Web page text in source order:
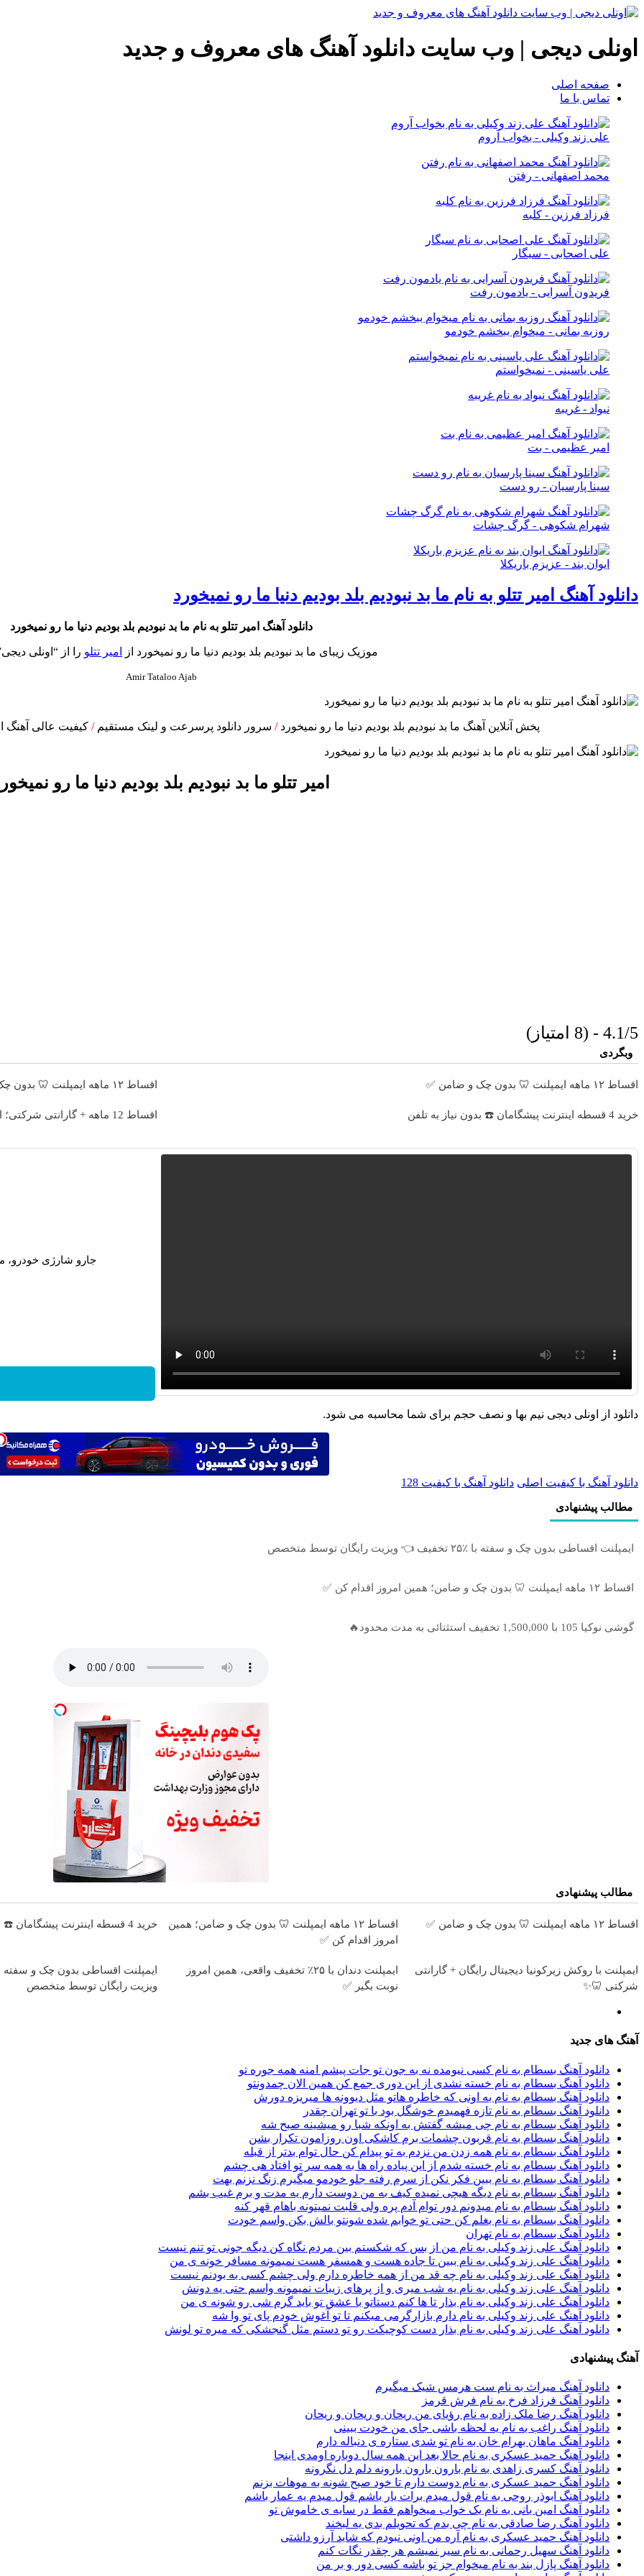
اونلی دیجی | وب سایت دانلود آهنگ های معروف و جدید
صفحه اصلی
تماس با ما
علی زند وکیلی - بخواب آروم
محمد اصفهانی - رفتن
فرزاد فرزین - کلبه
علی اصحابی - سیگار
فریدون آسرایی - یادمون رفت
روزبه بمانی - میخوام ببخشم خودمو
علی یاسینی - نمیخواستم
نیواد - غریبه
امیر عظیمی - بت
سینا پارسیان - رو دست
شهرام شکوهی - گرگ چشات
ایوان بند - عزیزم باریکلا
دانلود آهنگ امیر تتلو به نام ما بد نبودیم بلد بودیم دنیا ما رو نمیخورد
دانلود آهنگ امیر تتلو به نام ما بد نبودیم بلد بودیم دنیا ما رو نمیخورد
موزیک زیبای ما بد نبودیم بلد بودیم دنیا ما رو نمیخورد از امیر تتلو را از “اونلی
Amir Tataloo Ajab
پخش آنلاین آهنگ ما بد نبودیم بلد بودیم دنیا ما رو نمیخورد/ سرور دانلود پرسرعت و لینک مستقیم/ کیفیت عالی آهنگ
امیر تتلو ما بد نبودیم بلد بودیم دنیا ما رو
4.1/5 - (8 امتیاز)
وبگردی
اقساط ۱۲ ماهه ایمپلنت 🦷 بدون چک و ضامن ✅ اقساط ۱۲ ماهه ایمپلنت 🦷 بدون چک و ضامن؛ همین امروز اقدام کن ✅
خرید 4 قسطه اینترنت پیشگامان ☎️ بدون نیاز به تلفن اقساط 12 ماهه + گارانتی شرکتی؛ ایمپلنت بدون چک و ضامن ✨
جارو شارژی خودرو،
دانلود از اونلی دیجی نیم بها و نصف حجم برای شما محاسبه می شود.
دانلود آهنگ با کیفیت اصلی دانلود آهنگ با کیفیت 128
مطالب پیشنهادی
ایمپلنت اقساطی بدون چک و سفته با ٪۲۵ تخفیف 👈 ویزیت رایگان توسط متخصص
اقساط ۱۲ ماهه ایمپلنت 🦷 بدون چک و ضامن؛ همین امروز اقدام کن ✅
گوشی نوکیا 105 با 1,500,000 تخفیف استثنائی به مدت محدود🔥
مطالب پیشنهادی
اقساط ۱۲ ماهه ایمپلنت 🦷 بدون چک و ضامن ✅
اقساط ۱۲ ماهه ایمپلنت 🦷 بدون چک و ضامن؛ همین
امروز اقدام کن ✅
خرید 4 قسطه اینترنت پیشگامان ☎️ بدون نیاز به تلفن
ایمپلنت با روکش زیرکونیا دیجیتال رایگان + گارانتی
شرکتی 🦷✨
ایمپلنت دندان با ۲۵٪ تخفیف واقعی، همین امروز
نوبت بگیر ✅
ویزیت رایگان توسط متخصص
آهنگ های جدید
دانلود آهنگ بسطام به نام کسی نیومده نه به جون تو جات پیشم امنه همه جوره تو
دانلود آهنگ بسطام به نام خسته نشدی از این دوری جمع کن همین الان چمدونتو
دانلود آهنگ بسطام به نام به اونی که خاطره هاتو مثل دیوونه ها میریزه دورش
دانلود آهنگ بسطام به نام تازه فهمیدم خوشگل بود با تو تهران چقدر
دانلود آهنگ بسطام به نام چی میشه گفتش به اونکه شبا رو میشینه صبح شه
دانلود آهنگ بسطام به نام قربون چشمات برم کاشکی اون روزامون تکرار بشن
دانلود آهنگ بسطام به نام همه زدن من نزدم به تو پیدام کن حال توام بدتر از قبله
دانلود آهنگ بسطام به نام خسته شدم از این پیاده راه ها به همه سر تو افتاد هی چشم
دانلود آهنگ بسطام به نام ببین فکر نکن از سرم رفته جلو خودمو میگیرم زنگ نزنم بهت
دانلود آهنگ بسطام به نام دیگه هیچی نمیده کیف به من دوست دارم یه مدت و برم غیب بشم
دانلود آهنگ بسطام به نام میدونم دور توام آدم پره ولی قلبت نمیتونه باهام قهر کنه
دانلود آهنگ بسطام به نام بغلم کن حتی تو خوابم شده شونتو بالش بکن واسم خودت
دانلود آهنگ بسطام به نام تهران
دانلود آهنگ علی زند وکیلی به نام من از بس كه شكستم بین مردم نگاه كن دیگه جونى تو تنم نیست
دانلود آهنگ علی زند وکیلی به نام ببین تا جاده هست و همسفر هست نمیمونه مسافر خونه ی من
دانلود آهنگ علی زند وکیلی به نام چه قد من از همه خاطره دارم ولی چشم كسی به بودنم نیست
دانلود آهنگ علی زند وکیلی به نام یه شب میرى و از پرهای زيبات نمیمونه واسم حتی یه دونش
دانلود آهنگ علی زند وکیلی به نام بذار تا ها كنم دستاتو با عشق تو باید گرم شی رو شونه ى من
دانلود آهنگ علی زند وکیلی به نام دارم بازارگرمی میكنم تا تو آغوش خودم پای تو وا شه
دانلود آهنگ علی زند وکیلی به نام بذار دست كوچیكت رو تو دستم مثل گنجشكی كه میره تو لونش
آهنگ پیشنهادی
دانلود آهنگ میراث به نام ست هرمس شیک میگیرم
دانلود آهنگ فرزاد فرخ به نام فرش قرمز
دانلود آهنگ رضا ملک زاده به نام رؤیای من ریحان و ریحان و ریحان
دانلود آهنگ راغب به نام یه لحظه باشی جای من خودت ببینی
دانلود آهنگ ماهان بهرام خان به نام تو شدی ستاره ی دنباله دارم
دانلود آهنگ حمید عسکری به نام حالا بعد این همه سال دوباره اومدی اینجا
دانلود آهنگ کسری زاهدی به نام بارون بارون بارونه دلم دل نگرونه
دانلود آهنگ حمید عسکری به نام دوست دارم تا خود صبح شونه به موهات بزنم
دانلود آهنگ ابوذر روحی به نام قول میدم برات یار باشم قول میدم یه عمار باشم
دانلود آهنگ امین بانی به نام یک خواب میخواهم فقط در سایه ی خاموش تو
دانلود آهنگ رضا صادقی به نام چی بدم که تحویلم بدی یه لبخند
دانلود آهنگ حمید عسکری به نام آره من اونی نبودم که شاید آرزو داشتی
دانلود آهنگ سهیل رحمانی به نام سیر نمیشم هر چقدر نگات کنم
دانلود آهنگ پازل بند به نام میخوام جز تو باشه کسی دور و بر من